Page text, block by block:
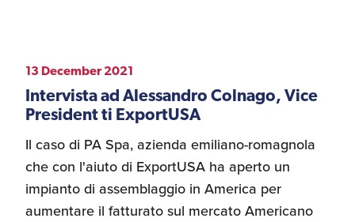
I Partner di ExportUSA
Manuale pratico sul
commercio con gli USA
negli USA
Logistica
FDA
EURONEWS
PANORAMA
DONNA MODERNA
AFFARI ITALIANI
IL RESTO DEL CARLINO
AVVENIRE.IT
ZEROVENTIQUATTRO
13 December 2021
Intervista ad Alessandro Colnago, Vice
President ti ExportUSA
Il caso di PA Spa, azienda emiliano-romagnola
che con l'aiuto di ExportUSA ha aperto un
impianto di assemblaggio in America per
aumentare il fatturato sul mercato Americano